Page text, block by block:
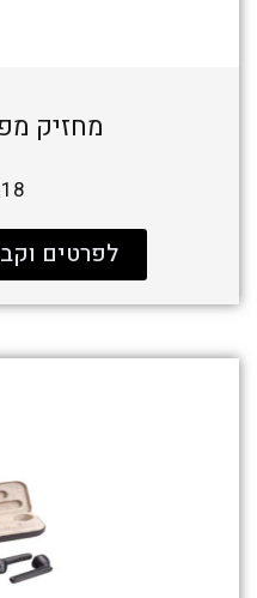
מחזיק
לפרטים